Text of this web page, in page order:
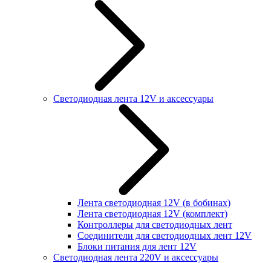
Светодиодная лента 12V и аксессуары
Лента светодиодная 12V (в бобинах)
Лента светодиодная 12V (комплект)
Контроллеры для светодиодных лент
Соединители для светодиодных лент 12V
Блоки питания для лент 12V
Светодиодная лента 220V и аксессуары